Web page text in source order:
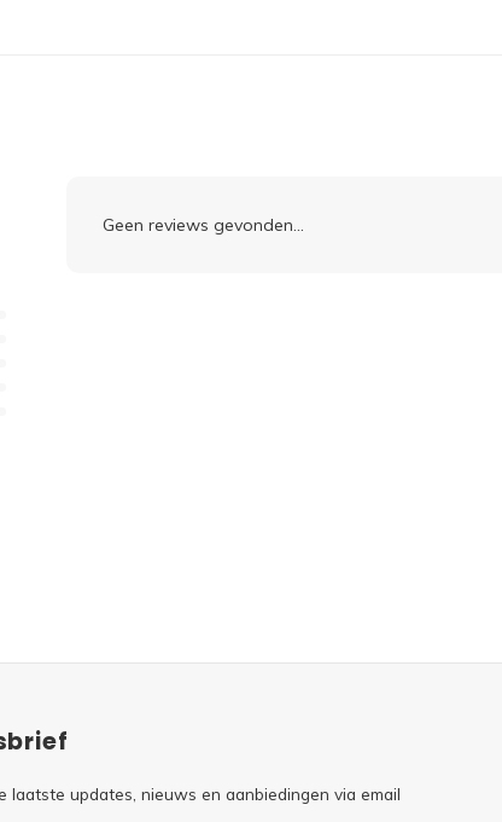
Geen reviews gevonden...
laatste updates, nieuws en aanbiedingen via email